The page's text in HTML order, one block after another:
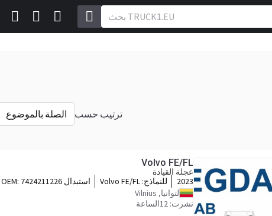
ترتيب حسب الصلة بالموضوع
Volvo FE/FL
عجلة القيادة
2023
للنماذج: Volvo FE/FL استبدال OEM: 7424211226
لتوانيا, Vilnius
نشرت: 12الساعة